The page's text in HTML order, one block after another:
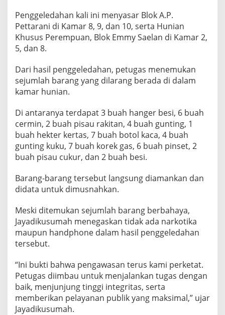
s
t
D
u
g
n
N
a
p
i
S
l
t
D
i
t
s
Penggeledahan kali ini menyasar Blok A.P.
Pettarani di Kamar 8, 9, dan 10, serta Hunian
Khusus Perempuan, Blok Emmy Saelan di Kamar 2,
5, dan 8.
Dari hasil penggeledahan, petugas menemukan
sejumlah barang yang dilarang berada di dalam
kamar hunian.
Di antaranya terdapat 3 buah hanger besi, 6 buah
cermin, 2 buah pisau rakitan, 4 buah gunting, 1
buah hekter kertas, 7 buah botol kaca, 4 buah
gunting kuku, 7 buah korek gas, 6 buah pinset, 2
buah pisau cukur, dan 2 buah besi.
Barang-barang tersebut langsung diamankan dan
didata untuk dimusnahkan.
Meski ditemukan sejumlah barang berbahaya,
Jayadikusumah menegaskan tidak ada narkotika
maupun handphone dalam hasil penggeledahan
tersebut.
“Ini bukti bahwa pengawasan terus kami perketat.
Petugas diimbau untuk menjalankan tugas dengan
baik, menjunjung tinggi integritas, serta
memberikan pelayanan publik yang maksimal,” ujar
Jayadikusumah.